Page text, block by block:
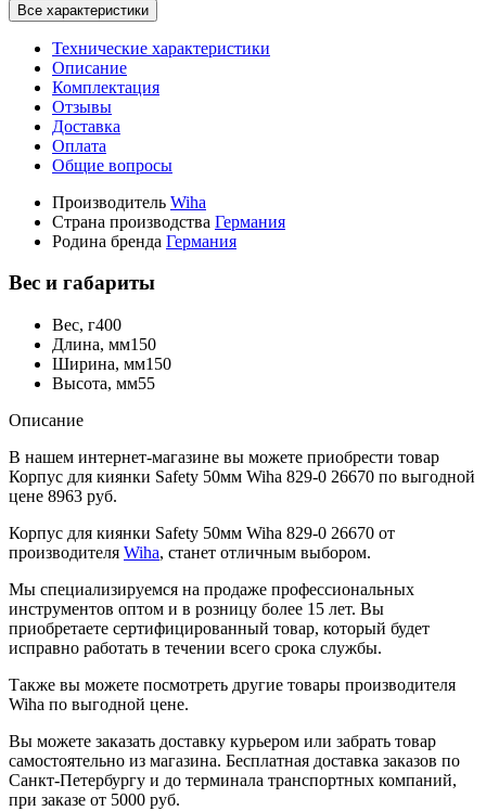
Все характеристики
Технические характеристики
Описание
Комплектация
Отзывы
Доставка
Оплата
Общие вопросы
Производитель Wiha
Страна производства Германия
Родина бренда Германия
Вес и габариты
Вес, г400
Длина, мм150
Ширина, мм150
Высота, мм55
Описание
В нашем интернет-магазине вы можете приобрести товар
Корпус для киянки Safety 50мм Wiha 829-0 26670 по выгодной
цене 8963 руб.
Корпус для киянки Safety 50мм Wiha 829-0 26670 от
производителя Wiha, станет отличным выбором.
Мы специализируемся на продаже профессиональных
инструментов оптом и в розницу более 15 лет. Вы
приобретаете сертифицированный товар, который будет
исправно работать в течении всего срока службы.
Также вы можете посмотреть другие товары производителя
Wiha по выгодной цене.
Вы можете заказать доставку курьером или забрать товар
самостоятельно из магазина. Бесплатная доставка заказов по
Санкт-Петербургу и до терминала транспортных компаний,
при заказе от 5000 руб.